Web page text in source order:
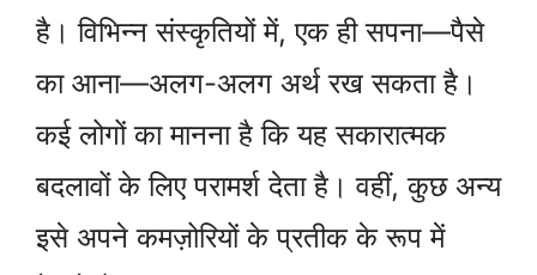
है। विभिन्न संस्कृतियों में, एक ही सपना—पैसे
का आना—अलग-अलग अर्थ रख सकता है।
कई लोगों का मानना है कि यह सकारात्मक
बदलावों के लिए परामर्श देता है। वहीं, कुछ अन्य
इसे अपने कमज़ोरियों के प्रतीक के रूप में